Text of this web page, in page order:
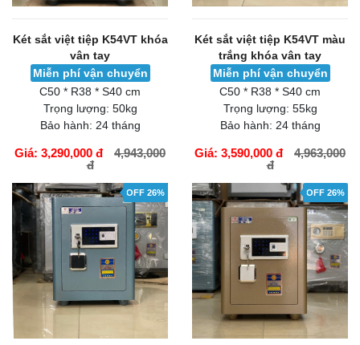
Két sắt việt tiệp K54VT khóa
vân tay
Miễn phí vận chuyển
C50 * R38 * S40 cm
Trọng lượng: 50kg
Bảo hành: 24 tháng
Giá: 3,290,000 đ
4,943,000
đ
Két sắt việt tiệp K54VT màu
trắng khóa vân tay
Miễn phí vận chuyển
C50 * R38 * S40 cm
Trọng lượng: 55kg
Bảo hành: 24 tháng
Giá: 3,590,000 đ
4,963,000
đ
OFF 26% OFF 26%